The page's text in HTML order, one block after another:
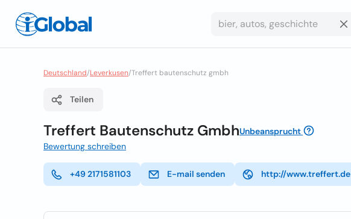
Deutschland/Leverkusen/Treffert bautenschutz gmbh
Teilen
Treffert Bautenschutz GmbhUnbeansprucht
Bewertung schreiben
+49 2171581103 E-mail senden http://www.treffert.de